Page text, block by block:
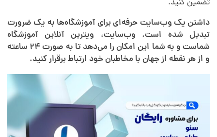
و
ز
ش
گ
تضمین کنید.”
داشتن یک وب‌سایت حرفه‌ای برای آموزشگاه‌ها به یک ضرورت
تبدیل شده است. وب‌سایت، ویترین آنلاین آموزشگاه
شماست و به شما این امکان را می‌دهد تا به صورت ۲۴ ساعته
و از هر نقطه از جهان با مخاطبان خود ارتباط برقرار کنید.